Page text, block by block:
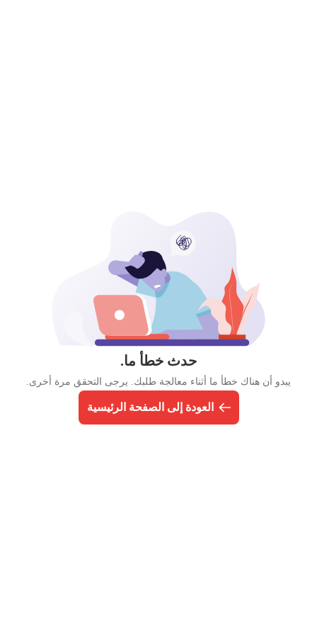
حدث خطأ ما.
يبدو أن هناك خطأ ما أثناء معالجة طلبك. يرجى التحقق مرة أخرى.
العودة إلى الصفحة الرئيسية